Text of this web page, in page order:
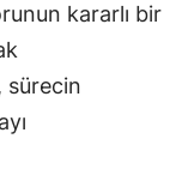
kararlı bir
sürecin